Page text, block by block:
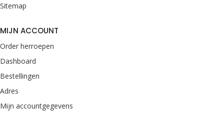
Sitemap
MIJN ACCOUNT
Order herroepen
Dashboard
Bestellingen
Adres
Mijn accountgegevens